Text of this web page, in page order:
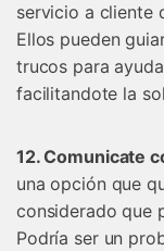
servicio a cliente
Ellos pueden
trucos para
facilitandote la
12. Comunicate
una opción que
considerado que
Podría ser un